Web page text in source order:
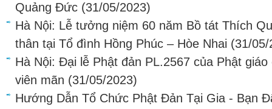
Quảng Đức (31/05/2023)
Hà Nội: Lễ tưởng niệm 60 năm Bồ tát Thích
thân tại Tổ đình Hồng Phúc – Hòe Nhai (31/05/
Hà Nội: Đại lễ Phật đản PL.2567 của Phật
viên mãn (31/05/2023)
Hướng Dẫn Tổ Chức Phật Đản Tại Gia - Bạn